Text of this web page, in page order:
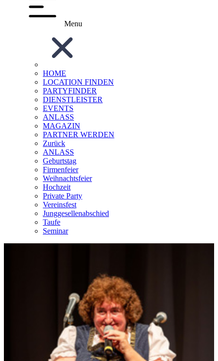
Menu
HOME
LOCATION FINDEN
PARTYFINDER
DIENSTLEISTER
EVENTS
ANLASS
MAGAZIN
PARTNER WERDEN
Zurück
ANLASS
Geburtstag
Firmenfeier
Weihnachtsfeier
Hochzeit
Private Party
Vereinsfest
Junggesellenabschied
Taufe
Seminar